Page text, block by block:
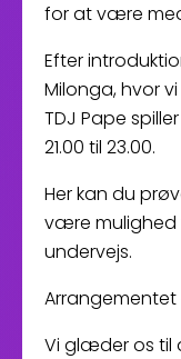
for at være
Efter
Milonga, hvor
TDJ Pape
21.00 til 23.00.
Her kan du
være mulighed
undervejs.
Arrangementet
Vi glæder os til